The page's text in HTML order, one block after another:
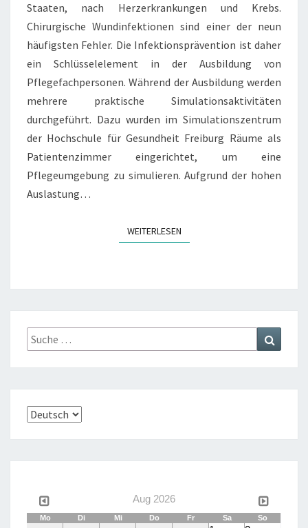
I
N
D
E
V
R
T
E
L
N
R
L
T
Staaten, nach Herzerkrankungen und Krebs.
Chirurgische Wundinfektionen sind einer der neun
häufigsten Fehler. Die Infektionsprävention ist daher
ein Schlüsselelement in der Ausbildung von
Pflegefachpersonen. Während der Ausbildung werden
mehrere praktische Simulationsaktivitäten
durchgeführt. Dazu wurden im Simulationszentrum
der Hochschule für Gesundheit Freiburg Räume als
Patientenzimmer eingerichtet, um eine
Pflegeumgebung zu simulieren. Aufgrund der hohen
Auslastung…
WEITERLESEN
Suche
nach:
Sprache
Aug 2026
Mo Di Mi Do Fr Sa So